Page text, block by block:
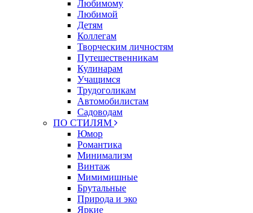
Любимому
Любимой
Детям
Коллегам
Творческим личностям
Путешественникам
Кулинарам
Учащимся
Трудоголикам
Автомобилистам
Садоводам
ПО СТИЛЯМ
Юмор
Романтика
Минимализм
Винтаж
Мимимишные
Брутальные
Природа и эко
Яркие